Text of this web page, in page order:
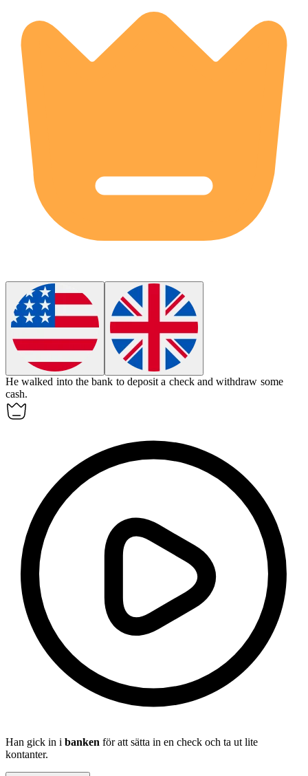
He walked into thebank to deposit a check and withdraw some
cash.
Han gick in i banken för att sätta in en check och ta ut lite
kontanter.